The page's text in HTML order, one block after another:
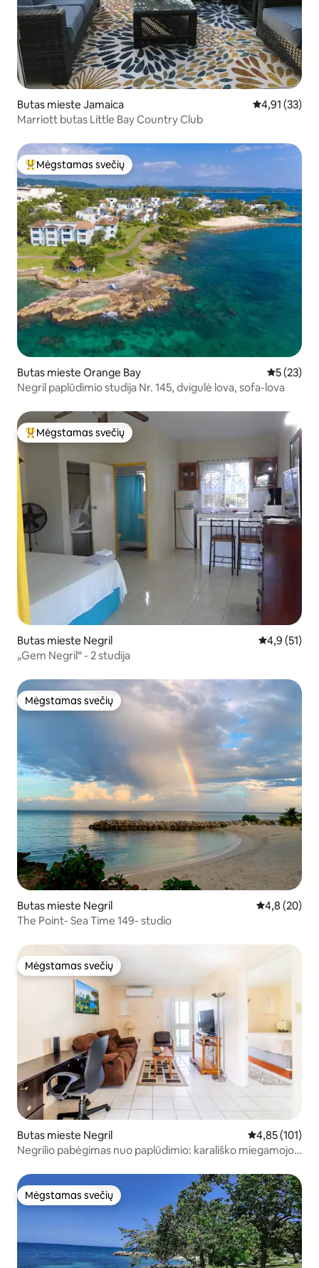
Butas mieste Jamaica Vidutinis
4,91 (33)
Marriott butas Little Bay Country Club
Svečių mėgstamiausias
Mėgstamas svečių
Butas mieste Orange Bay Vidutinis
5 (23)
Negril paplūdimio studija Nr. 145, dvigulė lova, sofa-lova
Svečių mėgstamiausias
Mėgstamas svečių
Butas mieste Negril Vidutinis
4,9 (51)
„Gem Negril“ - 2 studija
Mėgstamas svečių
Mėgstamas svečių
Butas mieste Negril Vidutinis
4,8 (20)
The Point- Sea Time 149- studio
Mėgstamas svečių
Mėgstamas svečių
Butas mieste Negril Vidutinis
4,85 (101)
Negrilio pabėgimas nuo paplūdimio: karališko miegamojo
Mėgstamas svečių
Mėgstamas svečių